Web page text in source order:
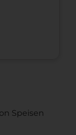
Speisen